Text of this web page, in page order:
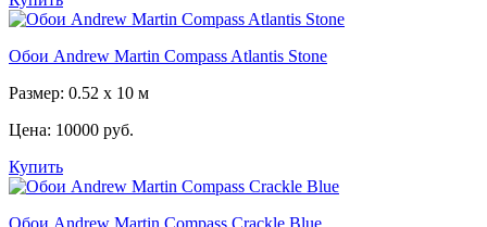
Обои Andrew Martin Compass Atlantis Stone
Размер: 0.52 x 10 м
Цена: 10000 руб.
Купить